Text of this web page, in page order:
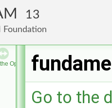
13
Foundation
OpenFOAM Foundation
Go to the